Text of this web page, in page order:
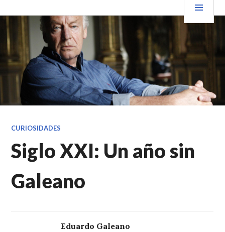
al
contenido.
VENDER+LIBROS NOTICIAS
CURIOSIDADES
Siglo XXI: Un año sin
Galeano
Eduardo Galeano